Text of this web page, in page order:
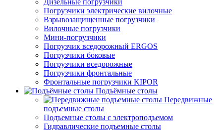
Дизельные погрузчики
Погрузчики электрические вилочные
Взрывозащищенные погрузчики
Вилочные погрузчики
Мини-погрузчики
Погрузчик вседорожный ERGOS
Погрузчики боковые
Погрузчики вседорожные
Погрузчики фронтальные
Фронтальные погрузчики KIPOR
Подъёмные столы
Передвижные
подъемные столы
Подъемные столы с электроподъемом
Гидравлические подъемные столы